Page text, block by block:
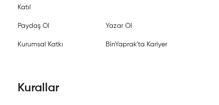
Katıl
Paydaş Ol Yazar Ol
Kurumsal Katkı BinYaprak'ta Kariyer
Kurallar